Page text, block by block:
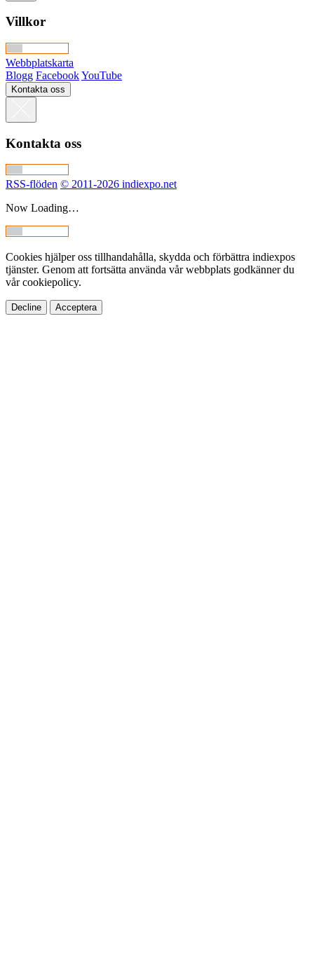
Villkor
Webbplatskarta
Blogg FacebookYouTube
Kontakta oss
Kontakta oss
RSS-flöden © 2011-2026 indiexpo.net
Now Loading…
Cookies hjälper oss tillhandahålla, skydda och förbättra indiexpos
tjänster. Genom att fortsätta använda vår webbplats godkänner du
vår cookiepolicy.
Decline Acceptera